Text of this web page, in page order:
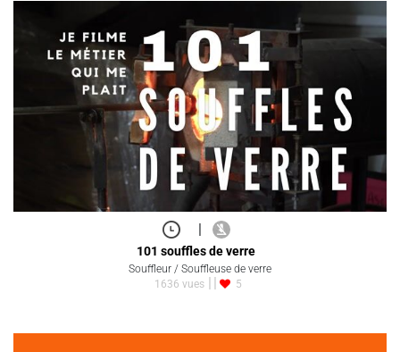
|
101 souffles de verre
Souffleur / Souffleuse de verre
1636 vues
5